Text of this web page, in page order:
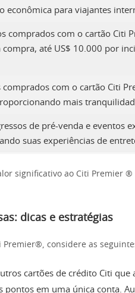
econômica para viajantes
comprados com o cartão Citi
até US$ 10.000 por
com o cartão Citi
mais
de pré-venda e eventos
suas experiências de
significativo ao Citi Premier
dicas e estratégias
Premier®, considere as
cartões de crédito Citi que
pontos em uma única conta.